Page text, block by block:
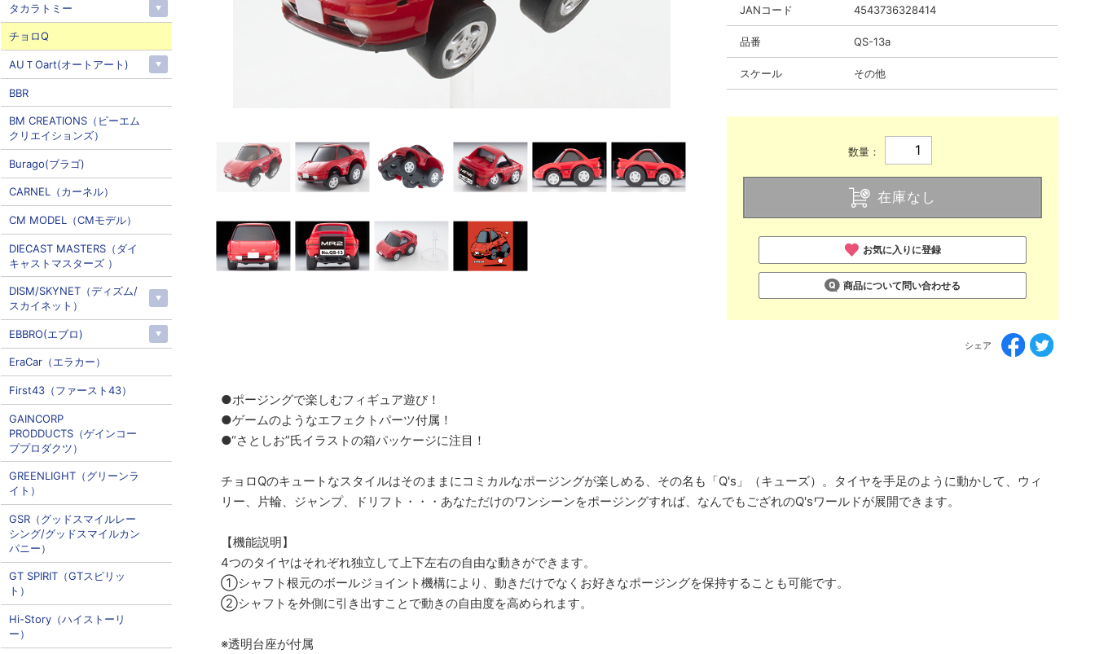
JANコード 4543736328414
品番 QS-13a
スケール その他
数量：
在庫なし
お気に入りに登録
商品について問い合わせる
シェア
●ポージングで楽しむフィギュア遊び！
●ゲームのようなエフェクトパーツ付属！
●“さとしお”氏イラストの箱パッケージに注目！
チョロQのキュートなスタイルはそのままにコミカルなポージングが楽しめる、その名も「Q's」（キューズ）。タイヤを手足のように動かして、ウィ
リー、片輪、ジャンプ、ドリフト・・・あなただけのワンシーンをポージングすれば、なんでもござれのQ'sワールドが展開できます。
【機能説明】
4つのタイヤはそれぞれ独立して上下左右の自由な動きができます。
①シャフト根元のボールジョイント機構により、動きだけでなくお好きなポージングを保持することも可能です。
②シャフトを外側に引き出すことで動きの自由度を高められます。
※透明台座が付属
タカラトミー
チョロQ
AUＴOart(オートアート)
BBR
BM CREATIONS（ビーエム
クリエイションズ）
Burago(ブラゴ)
CARNEL（カーネル）
CM MODEL（CMモデル）
DIECAST MASTERS（ダイ
キャストマスターズ ）
DISM/SKYNET（ディズム/
スカイネット）
EBBRO(エブロ)
EraCar（エラカー）
First43（ファースト43）
GAINCORP
PRODDUCTS（ゲインコー
ププロダクツ）
GREENLIGHT（グリーンラ
イト）
GSR（グッドスマイルレー
シング/グッドスマイルカン
パニー）
GT SPIRIT（GTスピリッ
ト）
Hi-Story（ハイストーリ
ー）